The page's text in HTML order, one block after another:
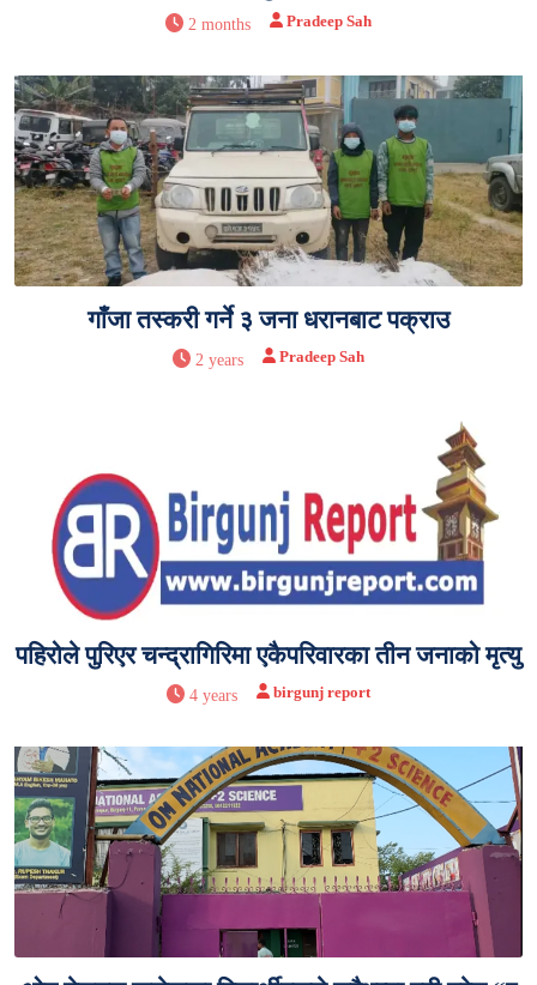
2 months Pradeep Sah
गाँजा तस्करी गर्ने ३ जना धरानबाट पक्राउ
2 years Pradeep Sah
पहिरोले पुरिएर चन्द्रागिरिमा एकैपरिवारका तीन जनाको मृत्यु
4 years birgunj report